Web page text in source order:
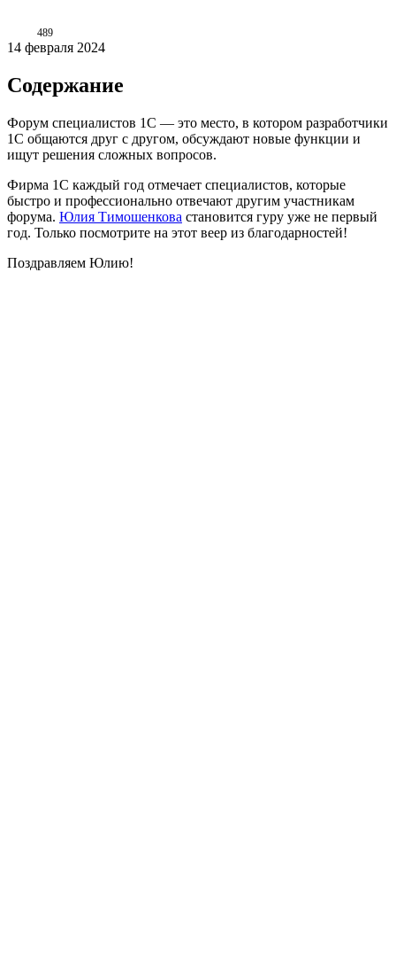
489
14 февраля 2024
Содержание
Форум специалистов 1С — это место, в котором разработчики
1С общаются друг с другом, обсуждают новые функции и
ищут решения сложных вопросов.
Фирма 1С каждый год отмечает специалистов, которые
быстро и профессионально отвечают другим участникам
форума. Юлия Тимошенкова становится гуру уже не первый
год. Только посмотрите на этот веер из благодарностей!
Поздравляем Юлию!